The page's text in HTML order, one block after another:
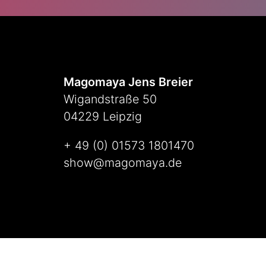
Magomaya Jens Breier
Wigandstraße 50
04229 Leipzig
+ 49 (0) 01573 1801470
show@magomaya.de